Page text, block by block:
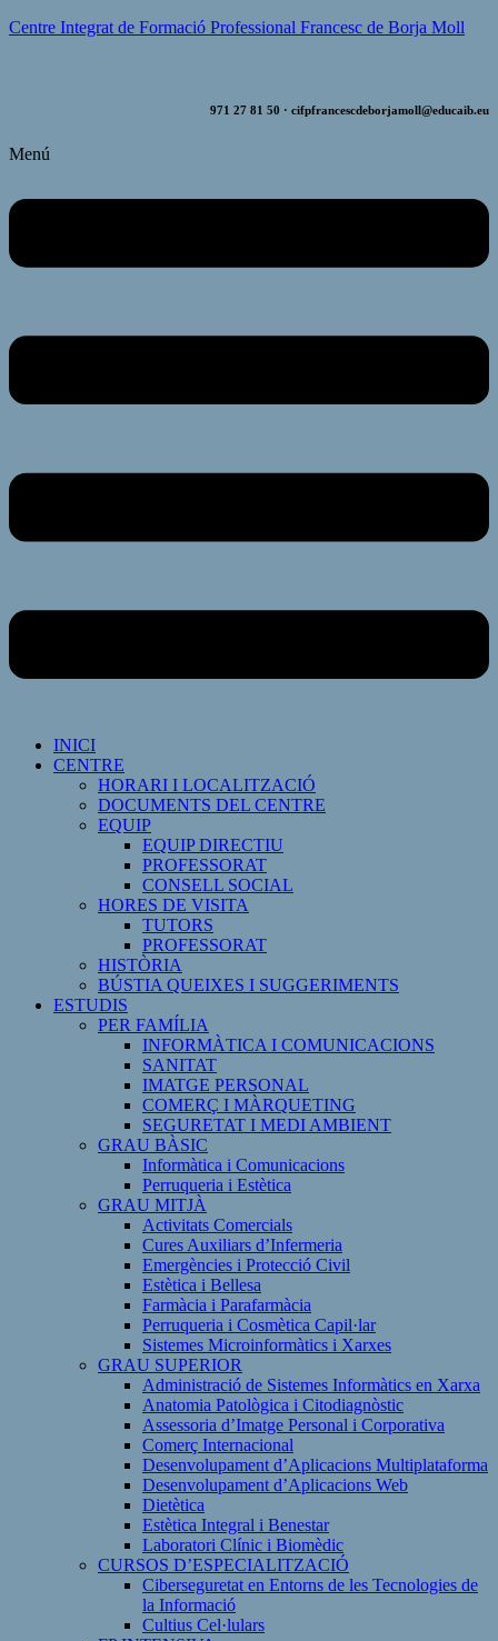
Centre Integrat de Formació Professional Francesc de Borja Moll
971 27 81 50 · cifpfrancescdeborjamoll@educaib.eu
Menú
INICI
CENTRE
HORARI I LOCALITZACIÓ
DOCUMENTS DEL CENTRE
EQUIP
EQUIP DIRECTIU
PROFESSORAT
CONSELL SOCIAL
HORES DE VISITA
TUTORS
PROFESSORAT
HISTÒRIA
BÚSTIA QUEIXES I SUGGERIMENTS
ESTUDIS
PER FAMÍLIA
INFORMÀTICA I COMUNICACIONS
SANITAT
IMATGE PERSONAL
COMERÇ I MÀRQUETING
SEGURETAT I MEDI AMBIENT
GRAU BÀSIC
Informàtica i Comunicacions
Perruqueria i Estètica
GRAU MITJÀ
Activitats Comercials
Cures Auxiliars d’Infermeria
Emergències i Protecció Civil
Estètica i Bellesa
Farmàcia i Parafarmàcia
Perruqueria i Cosmètica Capil·lar
Sistemes Microinformàtics i Xarxes
GRAU SUPERIOR
Administració de Sistemes Informàtics en Xarxa
Anatomia Patològica i Citodiagnòstic
Assessoria d’Imatge Personal i Corporativa
Comerç Internacional
Desenvolupament d’Aplicacions Multiplataforma
Desenvolupament d’Aplicacions Web
Dietètica
Estètica Integral i Benestar
Laboratori Clínic i Biomèdic
CURSOS D’ESPECIALITZACIÓ
Ciberseguretat en Entorns de les Tecnologies de
la Informació
Cultius Cel·lulars